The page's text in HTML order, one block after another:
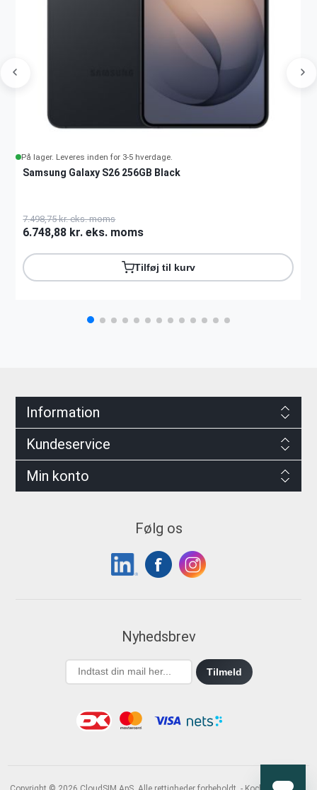
På lager. Leveres inden for 3-5 hverdage.
Samsung Galaxy S26 256GB Black
7.498,75 kr. eks. moms
6.748,88 kr. eks. moms
Tilføj til kurv
Information
Kundeservice
Min konto
Følg os
Nyhedsbrev
Tilmeld